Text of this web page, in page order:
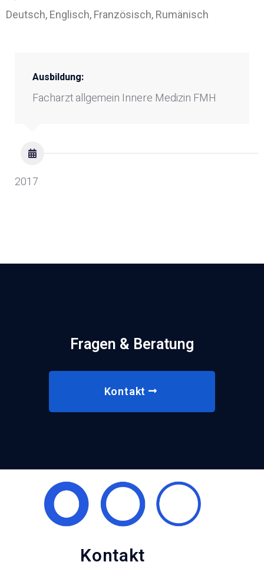
Deutsch, Englisch, Französisch, Rumänisch
Ausbildung:
Facharzt allgemein Innere Medizin FMH
2017
Fragen & Beratung
Kontakt
Kontakt
Adipositasbroschüre